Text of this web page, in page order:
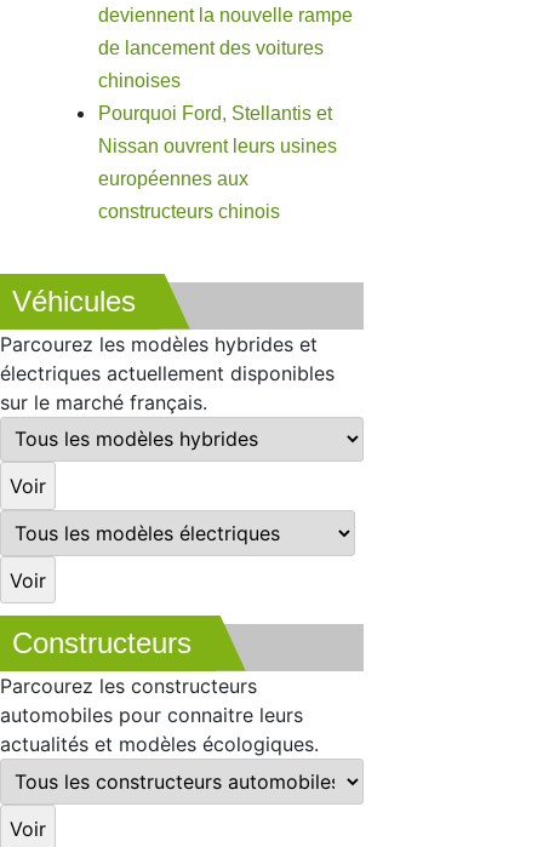
deviennent la nouvelle rampe
de lancement des voitures
chinoises
Pourquoi Ford, Stellantis et
Nissan ouvrent leurs usines
européennes aux
constructeurs chinois
Véhicules
Parcourez les modèles hybrides et
électriques actuellement disponibles
sur le marché français.
Constructeurs
Parcourez les constructeurs
automobiles pour connaitre leurs
actualités et modèles écologiques.